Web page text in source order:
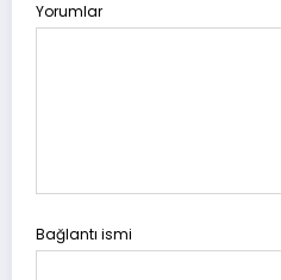
Yorumlar
Bağlantı ismi